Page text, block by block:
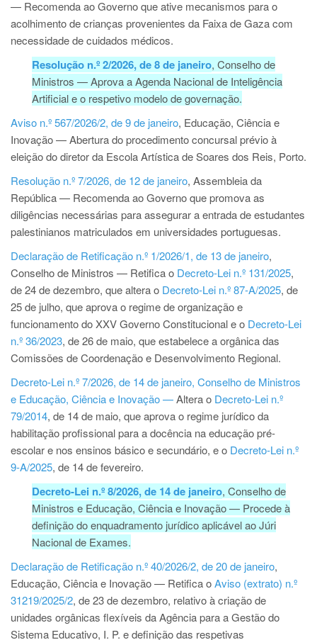
— Recomenda ao Governo que ative mecanismos para o
acolhimento de crianças provenientes da Faixa de Gaza com
necessidade de cuidados médicos.
Resolução n.º 2/2026, de 8 de janeiro, Conselho de
Ministros — Aprova a Agenda Nacional de Inteligência
Artificial e o respetivo modelo de governação.
Aviso n.º 567/2026/2, de 9 de janeiro, Educação, Ciência e
Inovação — Abertura do procedimento concursal prévio à
eleição do diretor da Escola Artística de Soares dos Reis, Porto.
Resolução n.º 7/2026, de 12 de janeiro, Assembleia da
República — Recomenda ao Governo que promova as
diligências necessárias para assegurar a entrada de estudantes
palestinianos matriculados em universidades portuguesas.
Declaração de Retificação n.º 1/2026/1, de 13 de janeiro,
Conselho de Ministros — Retifica o Decreto-Lei n.º 131/2025,
de 24 de dezembro, que altera o Decreto-Lei n.º 87-A/2025, de
25 de julho, que aprova o regime de organização e
funcionamento do XXV Governo Constitucional e o Decreto-Lei
n.º 36/2023, de 26 de maio, que estabelece a orgânica das
Comissões de Coordenação e Desenvolvimento Regional.
Decreto-Lei n.º 7/2026, de 14 de janeiro, Conselho de Ministros
e Educação, Ciência e Inovação —Altera o Decreto-Lei n.º
79/2014, de 14 de maio, que aprova o regime jurídico da
habilitação profissional para a docência na educação pré-
escolar e nos ensinos básico e secundário, e o Decreto-Lei n.º
9-A/2025, de 14 de fevereiro.
Decreto-Lei n.º 8/2026, de 14 de janeiro, Conselho de
Ministros e Educação, Ciência e Inovação — Procede à
definição do enquadramento jurídico aplicável ao Júri
Nacional de Exames.
Declaração de Retificação n.º 40/2026/2, de 20 de janeiro,
Educação, Ciência e Inovação — Retifica oAviso (extrato) n.º
31219/2025/2, de 23 de dezembro, relativo à criação de
unidades orgânicas flexíveis da Agência para a Gestão do
Sistema Educativo, I. P. e definição das respetivas